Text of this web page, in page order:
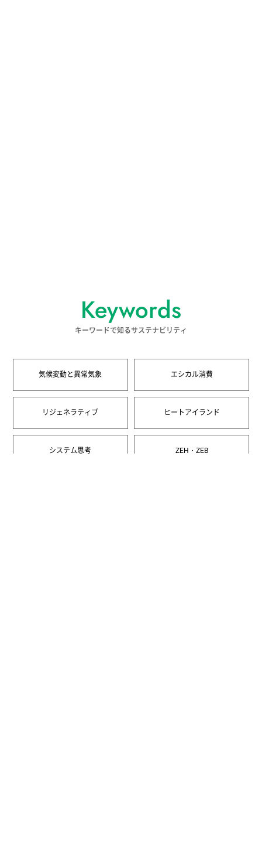
Keywords
キーワードで知るサステナビリティ
気候変動と異常気象 エシカル消費
リジェネラティブ ヒートアイランド
システム思考 ZEH・ZEB